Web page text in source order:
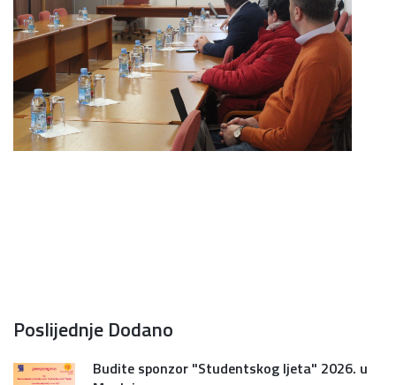
Poslijednje Dodano
Budite sponzor "Studentskog ljeta" 2026. u